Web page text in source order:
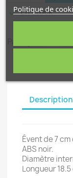
En stock
Description
Évent de 7
ABS noir.
Diamètre
Longueur
Politique de